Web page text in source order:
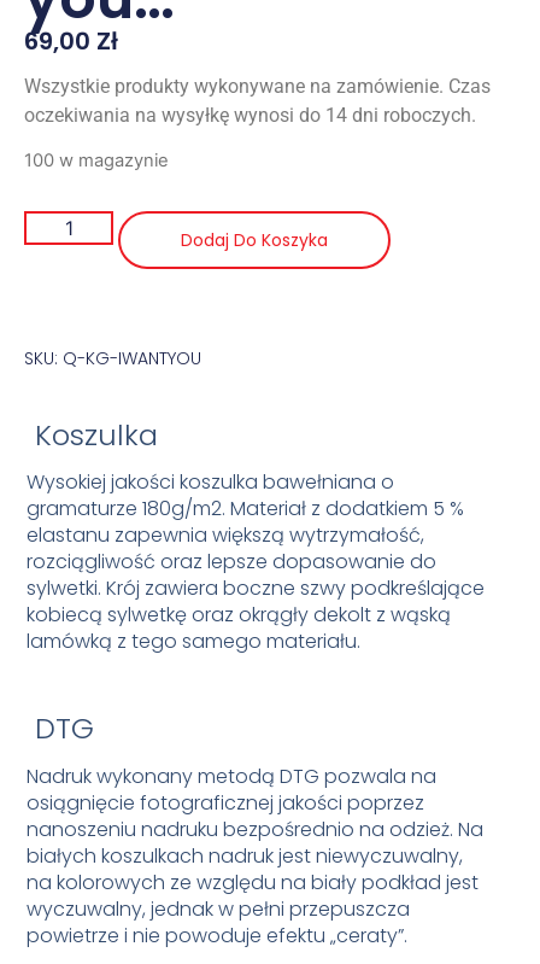
69,00 Zł
Wszystkie produkty wykonywane na zamówienie. Czas
oczekiwania na wysyłkę wynosi do 14 dni roboczych.
100 w magazynie
Dodaj Do Koszyka
SKU: Q-KG-IWANTYOU
Koszulka
Wysokiej jakości koszulka bawełniana o
gramaturze 180g/m2. Materiał z dodatkiem 5 %
elastanu zapewnia większą wytrzymałość,
rozciągliwość oraz lepsze dopasowanie do
sylwetki. Krój zawiera boczne szwy podkreślające
kobiecą sylwetkę oraz okrągły dekolt z wąską
lamówką z tego samego materiału.
DTG
Nadruk wykonany metodą DTG pozwala na
osiągnięcie fotograficznej jakości poprzez
nanoszeniu nadruku bezpośrednio na odzież. Na
białych koszulkach nadruk jest niewyczuwalny,
na kolorowych ze względu na biały podkład jest
wyczuwalny, jednak w pełni przepuszcza
powietrze i nie powoduje efektu „ceraty”.